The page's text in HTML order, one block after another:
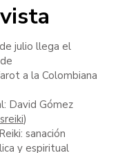
julio llega el
a la Colombiana
David Gómez
)
sanación
y espiritual